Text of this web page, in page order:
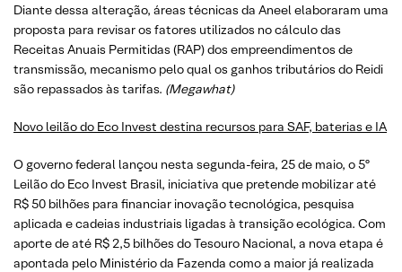
Diante dessa alteração, áreas técnicas da Aneel elaboraram uma
proposta para revisar os fatores utilizados no cálculo das
Receitas Anuais Permitidas (RAP) dos empreendimentos de
transmissão, mecanismo pelo qual os ganhos tributários do Reidi
são repassados às tarifas. (Megawhat)
Novo leilão do Eco Invest destina recursos para SAF, baterias e IA
O governo federal lançou nesta segunda-feira, 25 de maio, o 5º
Leilão do Eco Invest Brasil, iniciativa que pretende mobilizar até
R$ 50 bilhões para financiar inovação tecnológica, pesquisa
aplicada e cadeias industriais ligadas à transição ecológica. Com
aporte de até R$ 2,5 bilhões do Tesouro Nacional, a nova etapa é
apontada pelo Ministério da Fazenda como a maior já realizada